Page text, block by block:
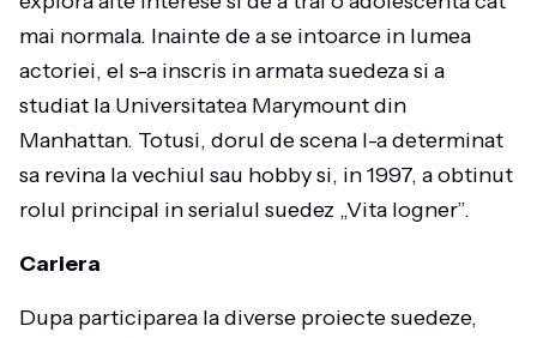
mai normala. Inainte de a se intoarce in lumea
actoriei, el s-a inscris in armata suedeza si a
studiat la Universitatea Marymount din
Manhattan. Totusi, dorul de scena l-a determinat
sa revina la vechiul sau hobby si, in 1997, a obtinut
rolul principal in serialul suedez „Vita logner”.
Cariera
Dupa participarea la diverse proiecte suedeze,